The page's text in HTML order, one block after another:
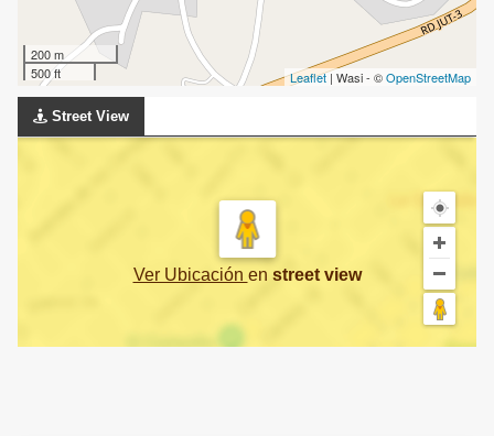
200 m
500 ft
Leaflet| Wasi - ©OpenStreetMap
Street View
Ver Ubicación en street view